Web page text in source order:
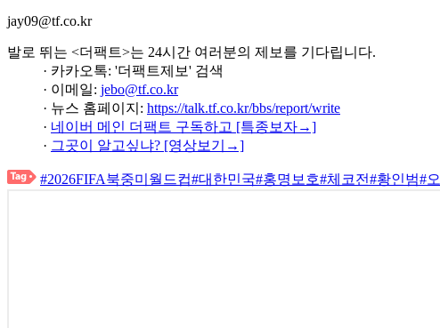
jay09@tf.co.kr
발로 뛰는 <더팩트>는 24시간 여러분의 제보를 기다립니다.
· 카카오톡: '더팩트제보' 검색
· 이메일: jebo@tf.co.kr
· 뉴스 홈페이지: https://talk.tf.co.kr/bbs/report/write
· 네이버 메인 더팩트 구독하고 [특종보자→]
· 그곳이 알고싶냐? [영상보기→]
#2026FIFA북중미월드컵#대한민국#홍명보호#체코전#황인범#